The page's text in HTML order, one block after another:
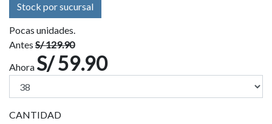
Stock por sucursal
Pocas unidades.
Antes S/ 129.90
Ahora S/ 59.90
CANTIDAD